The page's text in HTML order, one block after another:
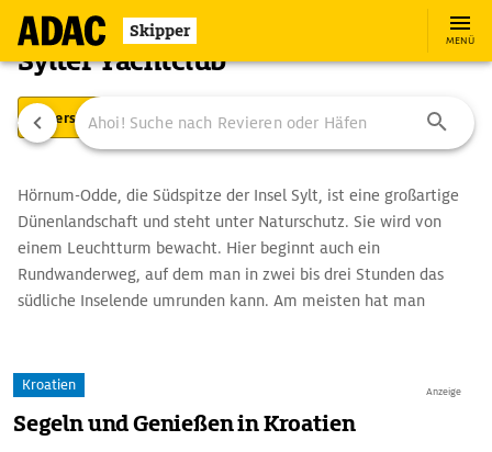
Skipper MENÜ
Sylter Yachtclub
Übersicht Ausstattung Ansteuerung
Hörnum-Odde, die Südspitze der Insel Sylt, ist eine großartige
Dünenlandschaft und steht unter Naturschutz. Sie wird von
einem Leuchtturm bewacht. Hier beginnt auch ein
Rundwanderweg, auf dem man in zwei bis drei Stunden das
südliche Inselende umrunden kann. Am meisten hat man
Anzeige
Kroatien
Segeln und Genießen in Kroatien